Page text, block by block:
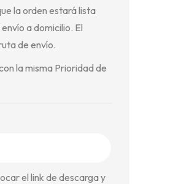
la orden estará lista
a domicilio. El
de envío.
la misma Prioridad de
el link de descarga y